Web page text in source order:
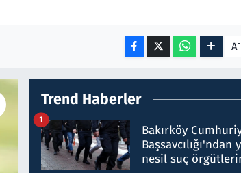
A-
Trend Haberler
Bakırköy
Başsavcılığı'ndan
nesil suç
1